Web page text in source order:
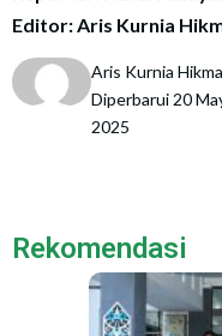
Editor: Aris Kurnia
Aris Kurnia
Diperbarui 20
2025
Rekomendasi